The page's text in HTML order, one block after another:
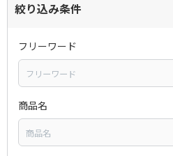
絞り込み条件
フリーワード
商品名